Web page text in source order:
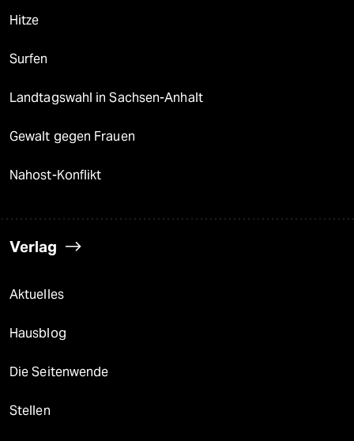
Hitze
Surfen
Landtagswahl in Sachsen-Anhalt
Gewalt gegen Frauen
Nahost-Konflikt
Verlag
Aktuelles
Hausblog
Die Seitenwende
Stellen